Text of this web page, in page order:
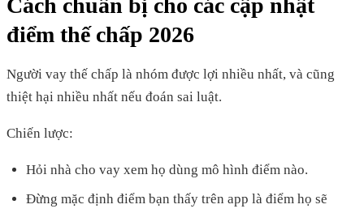
Cách chuẩn bị cho các cập nhật
điểm thế chấp 2026
Người vay thế chấp là nhóm được lợi nhiều nhất, và cũng
thiệt hại nhiều nhất nếu đoán sai luật.
Chiến lược:
Hỏi nhà cho vay xem họ dùng mô hình điểm nào.
Đừng mặc định điểm bạn thấy trên app là điểm họ sẽ